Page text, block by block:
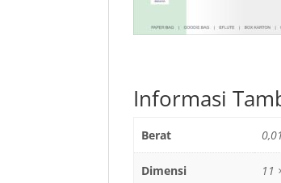
Informasi
Berat
Dimensi 11